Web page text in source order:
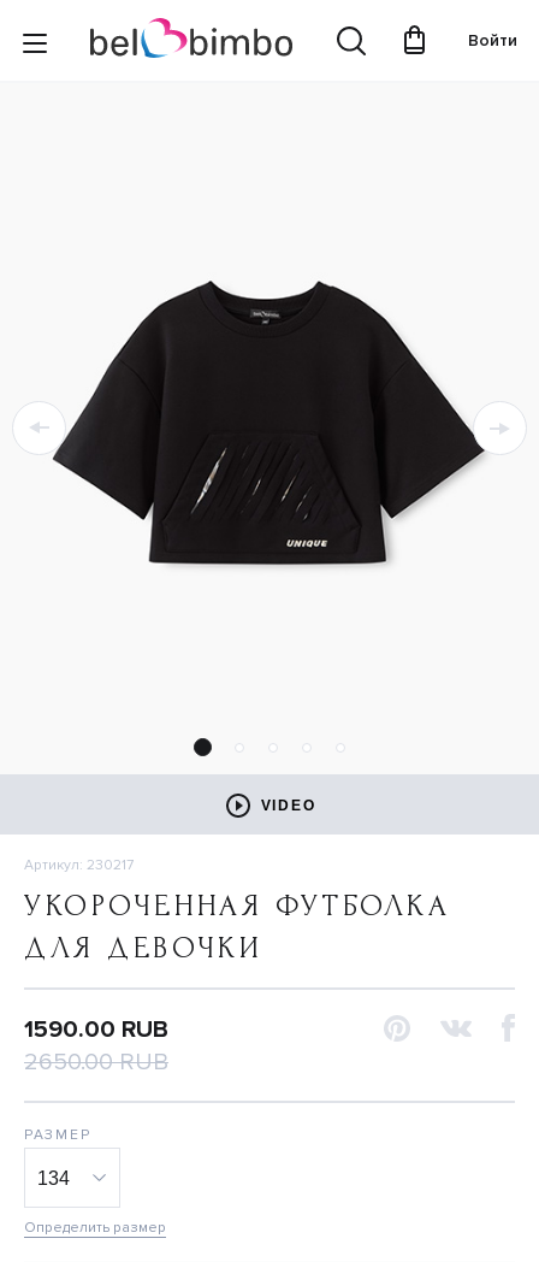
Войти
VIDEO
Артикул: 230217
УКОРОЧЕННАЯ ФУТБОЛКА
ДЛЯ ДЕВОЧКИ
1590.00 RUB
2650.00 RUB
РАЗМЕР
Определить размер